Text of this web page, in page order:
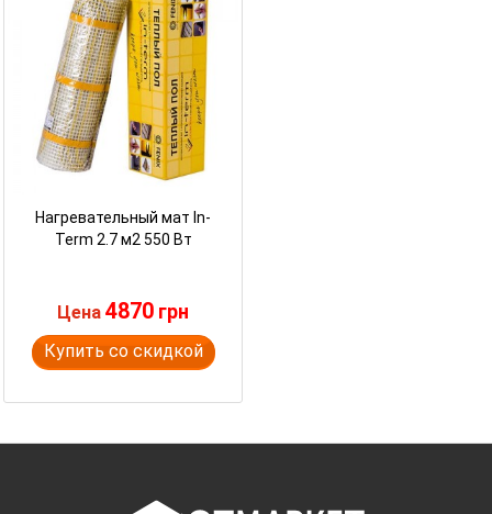
Нагревательный мат In-
Term 2.7 м2 550 Вт
Цена 4870 грн
Купить со скидкой